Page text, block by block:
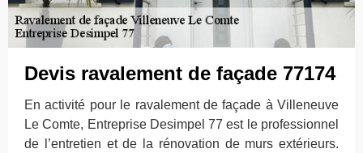
Devis ravalement de façade 77174
En activité pour le ravalement de façade à Villeneuve
Le Comte, Entreprise Desimpel 77 est le professionnel
de l’entretien et de la rénovation de murs extérieurs.